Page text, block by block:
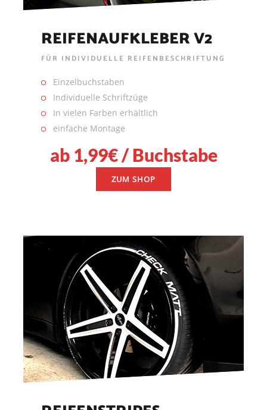
REIFENAUFKLEBER V2
FÜR INDIVIDUELLE REIFENBESCHRIFTUNG
Einzelbuchstaben
Individuelle Schriftzüge
In vielen Farben erhältlich
einfache Montage
ab 1,99€ / Buchstabe
ZUM SHOP